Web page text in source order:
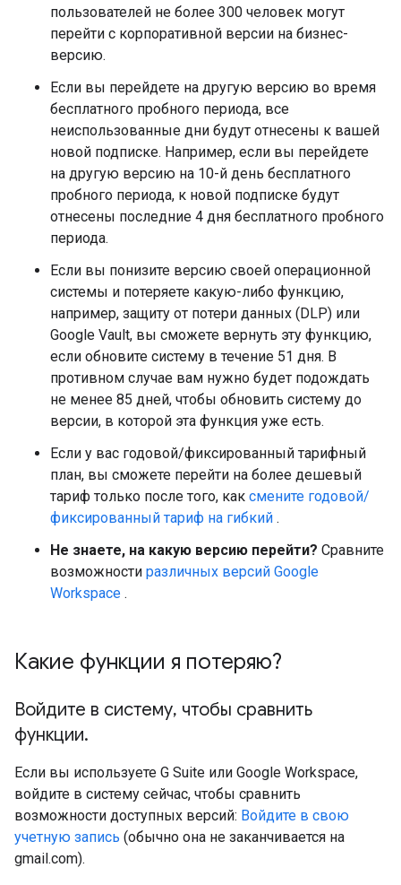
пользователей не более 300 человек могут
перейти с корпоративной версии на бизнес-
версию.
Если вы перейдете на другую версию во время
бесплатного пробного периода, все
неиспользованные дни будут отнесены к вашей
новой подписке. Например, если вы перейдете
на другую версию на 10-й день бесплатного
пробного периода, к новой подписке будут
отнесены последние 4 дня бесплатного пробного
периода.
Если вы понизите версию своей операционной
системы и потеряете какую-либо функцию,
например, защиту от потери данных (DLP) или
Google Vault, вы сможете вернуть эту функцию,
если обновите систему в течение 51 дня. В
противном случае вам нужно будет подождать
не менее 85 дней, чтобы обновить систему до
версии, в которой эта функция уже есть.
Если у вас годовой/фиксированный тарифный
план, вы сможете перейти на более дешевый
тариф только после того, как смените годовой/
фиксированный тариф на гибкий .
Не знаете, на какую версию перейти? Сравните
возможности различных версий Google
Workspace .
Какие функции я потеряю?
Войдите в систему, чтобы сравнить
функции.
Если вы используете G Suite или Google Workspace,
войдите в систему сейчас, чтобы сравнить
возможности доступных версий: Войдите в свою
учетную запись (обычно она не заканчивается на
gmail.com).